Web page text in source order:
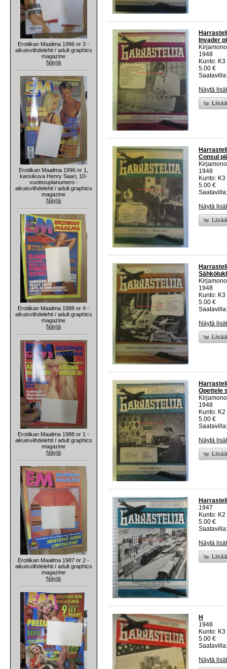
Erotiikan Maailma 1996 nr 3 -
aikuisviihdelehti / adult graphics
magazine
Näytä
Erotiikan Maailma 1996 nr 1,
kansikuva Henry Saari, 10-
vuotistuplanumero -
aikuisviihdelehti / adult graphics
magazine
Näytä
Erotiikan Maailma 1988 nr 4 -
aikuisviihdelehti / adult graphics
magazine
Näytä
Erotiikan Maailma 1988 nr 1 -
aikuisviihdelehti / adult graphics
magazine
Näytä
Erotiikan Maailma 1987 nr 2 -
aikuisviihdelehti / adult graphics
magazine
Näytä
Invader
Kirjamono
1948
Kunto:
5.00 €
Näytä
Consul
Kirjamono
1948
Kunto:
5.00 €
Näytä
Kirjamono
1948
Kunto:
5.00 €
Näytä
Opettele
Kirjamono
1948
Kunto:
5.00 €
Näytä
1947
Kunto:
5.00 €
Näytä
H
1948
Kunto:
5.00 €
Näytä